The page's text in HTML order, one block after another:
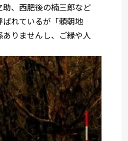
、西肥後の楠三郎など
れているが「頼朝地
りませんし、ご縁や人